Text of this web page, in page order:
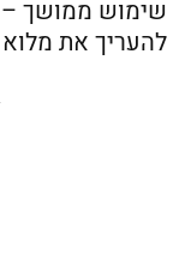
להעריך את מלוא